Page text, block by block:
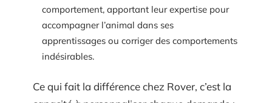
comportement, apportant leur expertise pour
accompagner l’animal dans ses
apprentissages ou corriger des comportements
indésirables.
Ce qui fait la différence chez Rover, c’est la